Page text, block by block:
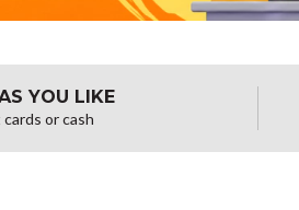
YOU LIKE
or cash